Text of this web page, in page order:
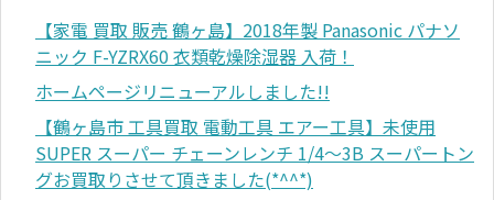
【家電 買取 販売 鶴ヶ島】2018年製 Panasonic パナソ
ニック F-YZRX60 衣類乾燥除湿器 入荷！
ホームページリニューアルしました!!
【鶴ヶ島市 工具買取 電動工具 エアー工具】未使用
SUPER スーパー チェーンレンチ 1/4～3B スーパートン
グお買取りさせて頂きました(*^^*)